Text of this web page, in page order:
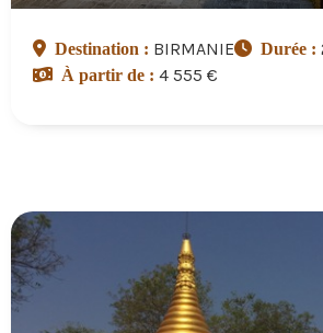
Destination : BIRMANIE Durée :
À partir de : 4 555 €